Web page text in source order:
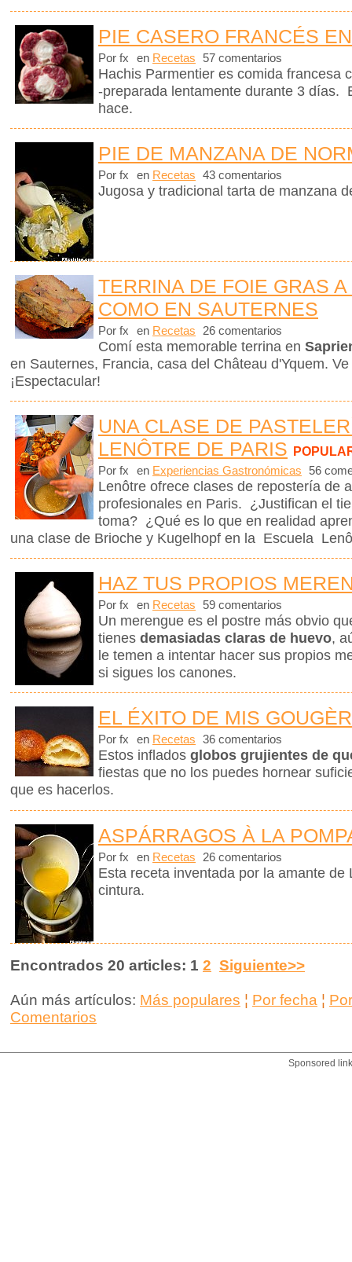
PIE CASERO FRANCÉS
Por fx en Recetas 57 comentarios
Hachis Parmentier es comida francesa
-preparada lentamente durante 3 días.
hace.
PIE DE MANZANA DE
Por fx en Recetas 43 comentarios
Jugosa y tradicional tarta de manzana
TERRINA DE FOIE GRAS
COMO EN SAUTERNES
Por fx en Recetas 26 comentarios
Comí esta memorable terrina en
en Sauternes, Francia, casa del Château d'Yquem.
¡Espectacular!
UNA CLASE DE
LENÔTRE DE PARIS
Por fx en Experiencias Gastronómicas 56
Lenôtre ofrece clases de repostería de
profesionales en Paris. ¿Justifican el
toma? ¿Qué es lo que en realidad
una clase de Brioche y Kugelhopf en la Escuela
HAZ TUS PROPIOS
Por fx en Recetas 59 comentarios
Un merengue es el postre más obvio
tienes demasiadas claras de huevo,
le temen a intentar hacer sus propios
si sigues los canones.
EL ÉXITO DE MIS
Por fx en Recetas 36 comentarios
Estos inflados globos grujientes de
fiestas que no los puedes hornear
que es hacerlos.
ASPÁRRAGOS À LA
Por fx en Recetas 26 comentarios
Esta receta inventada por la amante de
cintura.
Encontrados 20 articles: 1 2 Siguiente>>
Aún más artículos: Más populares ¦ Por fecha ¦
Comentarios
Sponsored